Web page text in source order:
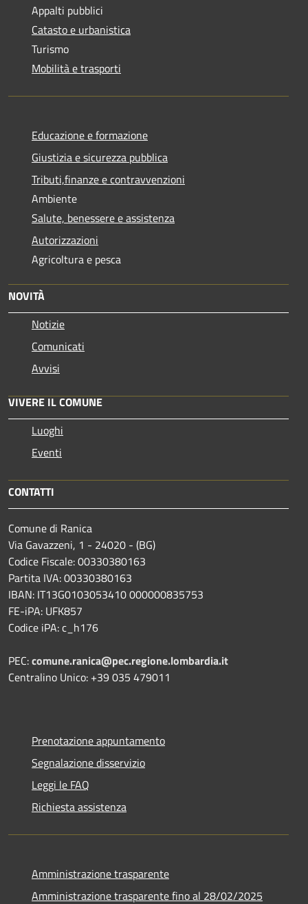
Appalti pubblici
Catasto e urbanistica
Turismo
Mobilità e trasporti
Educazione e formazione
Giustizia e sicurezza pubblica
Tributi,finanze e contravvenzioni
Ambiente
Salute, benessere e assistenza
Autorizzazioni
Agricoltura e pesca
NOVITÀ
Notizie
Comunicati
Avvisi
VIVERE IL COMUNE
Luoghi
Eventi
CONTATTI
Comune di Ranica
Via Gavazzeni, 1 - 24020 - (BG)
Codice Fiscale: 00330380163
Partita IVA: 00330380163
IBAN: IT13G0103053410 000000835753
FE-iPA: UFK857
Codice iPA: c_h176
PEC:comune.ranica@pec.regione.lombardia.it
Centralino Unico: +39 035 479011
Prenotazione appuntamento
Segnalazione disservizio
Leggi le FAQ
Richiesta assistenza
Amministrazione trasparente
Amministrazione trasparente fino al 28/02/2025